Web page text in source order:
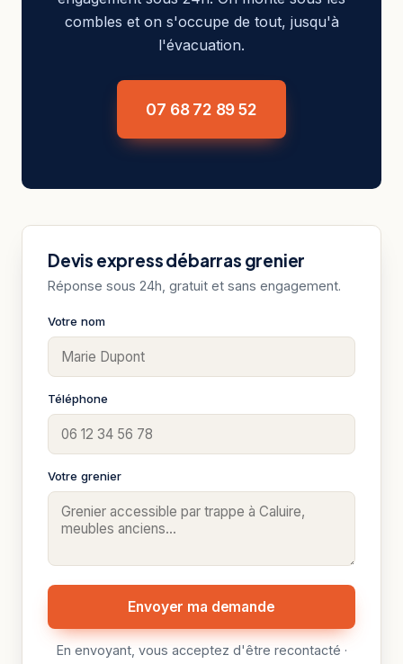
combles et on s'occupe de tout, jusqu'à
l'évacuation.
07 68 72 89 52
Devis express débarras grenier
Réponse sous 24h, gratuit et sans engagement.
Votre nom
Téléphone
Votre grenier
Envoyer ma demande
En envoyant, vous acceptez d'être recontacté ·